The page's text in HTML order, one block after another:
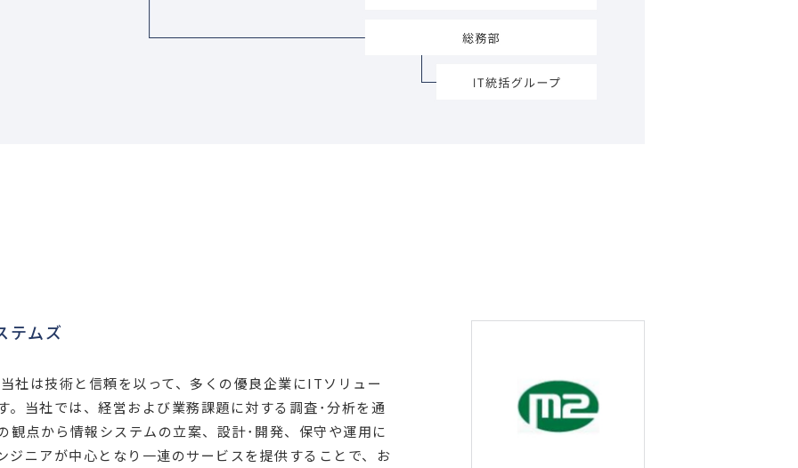
テムズ
社は技術と信頼を以って、多くの優良企業にITソリュー
。当社では、経営および業務課題に対する調査･分析を通
観点から情報システムの立案、設計･開発、保守や運用に
ジニアが中心となり一連のサービスを提供することで、お